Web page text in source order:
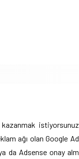
ağı olan Google
da Adsense onay